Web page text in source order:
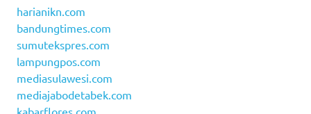
harianikn.com
bandungtimes.com
sumutekspres.com
lampungpos.com
mediasulawesi.com
mediajabodetabek.com